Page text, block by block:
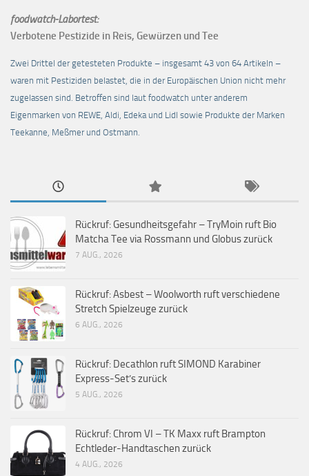
foodwatch-Labortest:
Verbotene Pestizide in Reis, Gewürzen und Tee
Zwei Drittel der getesteten Produkte – insgesamt 43 von 64 Artikeln –
waren mit Pestiziden belastet, die in der Europäischen Union nicht mehr
zugelassen sind. Betroffen sind laut foodwatch unter anderem
Eigenmarken von REWE, Aldi, Edeka und Lidl sowie Produkte der Marken
Teekanne, Meßmer und Ostmann.
Rückruf: Gesundheitsgefahr – TryMoin ruft Bio
Matcha Tee via Rossmann und Globus zurück
7 AUG., 2026
Rückruf: Asbest – Woolworth ruft verschiedene
Stretch Spielzeuge zurück
6 AUG., 2026
Rückruf: Decathlon ruft SIMOND Karabiner
Express-Set’s zurück
5 AUG., 2026
Rückruf: Chrom VI – TK Maxx ruft Brampton
Echtleder-Handtaschen zurück
4 AUG., 2026